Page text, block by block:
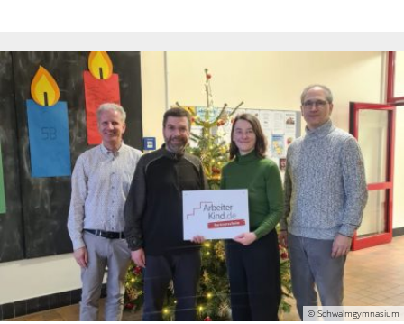
© Schwalmgymnasium